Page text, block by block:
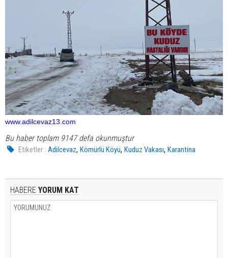
www.adilcevaz13.com
Bu haber toplam 9147 defa okunmuştur
Etiketler : Adilcevaz,Kömürlü Köyü,Kuduz Vakası,Karantina
HABERE YORUM KAT